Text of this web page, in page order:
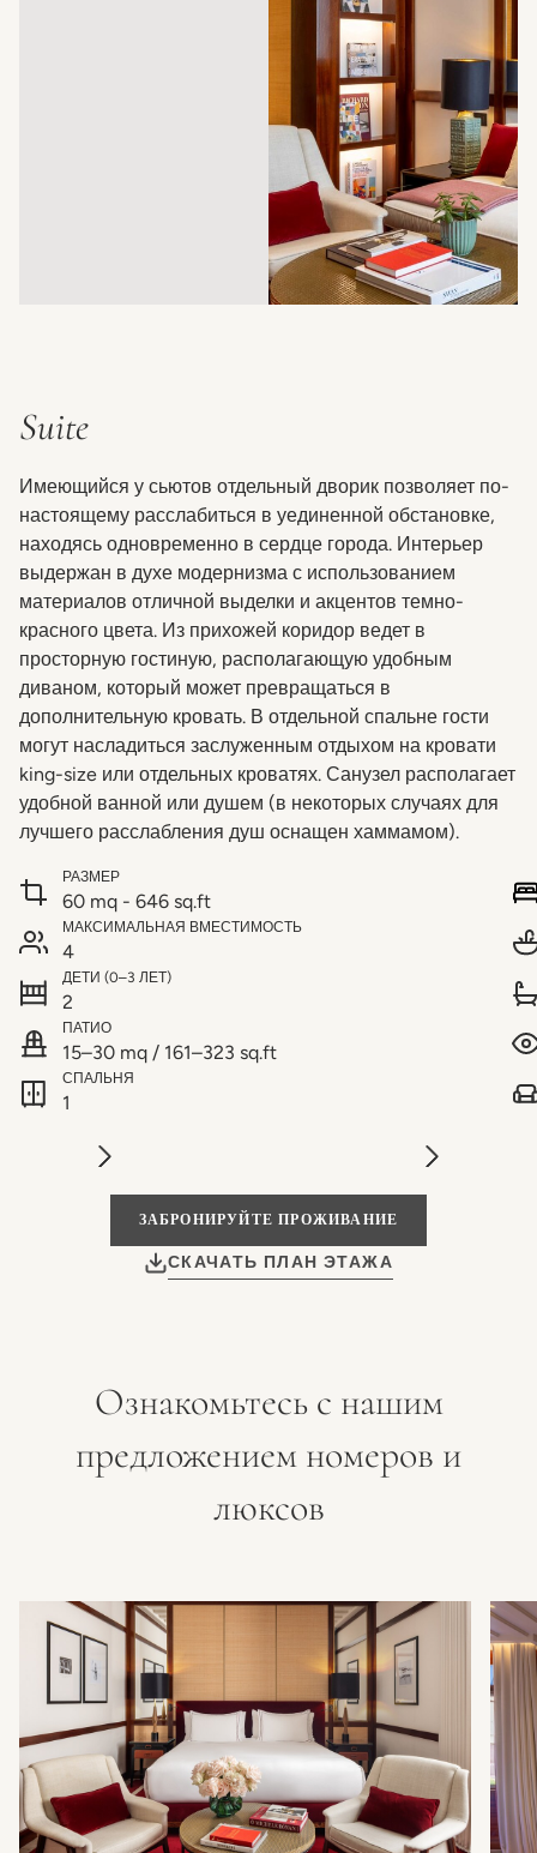
Suite
Имеющийся у сьютов отдельный дворик позволяет по-
настоящему расслабиться в уединенной обстановке,
находясь одновременно в сердце города. Интерьер
выдержан в духе модернизма с использованием
материалов отличной выделки и акцентов темно-
красного цвета. Из прихожей коридор ведет в
просторную гостиную, располагающую удобным
диваном, который может превращаться в
дополнительную кровать. В отдельной спальне гости
могут насладиться заслуженным отдыхом на кровати
king-size или отдельных кроватях. Санузел располагает
удобной ванной или душем (в некоторых случаях для
лучшего расслабления душ оснащен хаммамом).
РАЗМЕР
60 mq - 646 sq.ft
МАКСИМАЛЬНАЯ ВМЕСТИМОСТЬ
4
ДЕТИ (0–3 ЛЕТ)
2
ПАТИО
15–30 mq / 161–323 sq.ft
СПАЛЬНЯ
1
ЗАБРОНИРУЙТЕ ПРОЖИВАНИЕ
СКАЧАТЬ ПЛАН ЭТАЖА
Ознакомьтесь с нашим
предложением номеров и
люксов